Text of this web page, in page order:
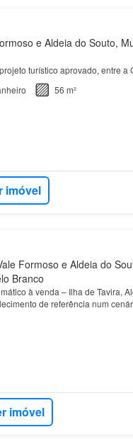
e Aldeia do Souto,
turístico aprovado, entre
56 m²
imóvel
Formoso e Aldeia do
Branco
à venda – Ilha de Tavira,
de referência num
sul de Portugal, este
imóvel